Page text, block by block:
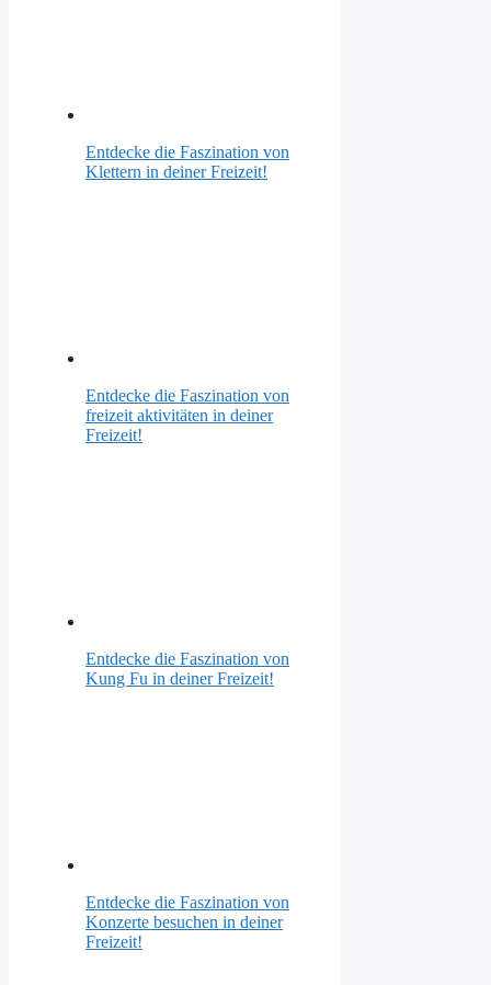
Entdecke die Faszination von
Klettern in deiner Freizeit!
Entdecke die Faszination von
freizeit aktivitäten in deiner
Freizeit!
Entdecke die Faszination von
Kung Fu in deiner Freizeit!
Entdecke die Faszination von
Konzerte besuchen in deiner
Freizeit!